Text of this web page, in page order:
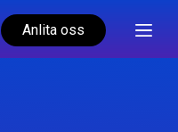
Anlita oss